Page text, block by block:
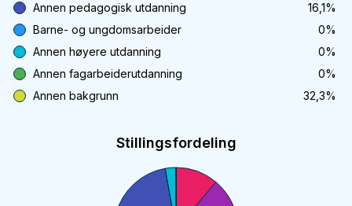
Annen pedagogisk utdanning
16,1%
Barne- og ungdomsarbeider
0%
Annen høyere utdanning
0%
Annen fagarbeiderutdanning
0%
Annen bakgrunn
32,3%
Stillingsfordeling